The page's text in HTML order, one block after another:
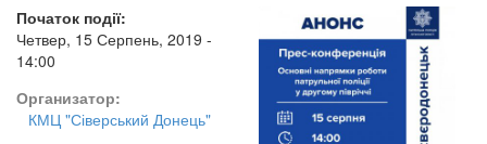
Початок події:
Четвер, 15 Серпень, 2019 -
14:00
Организатор:
КМЦ "Сіверський Донець"